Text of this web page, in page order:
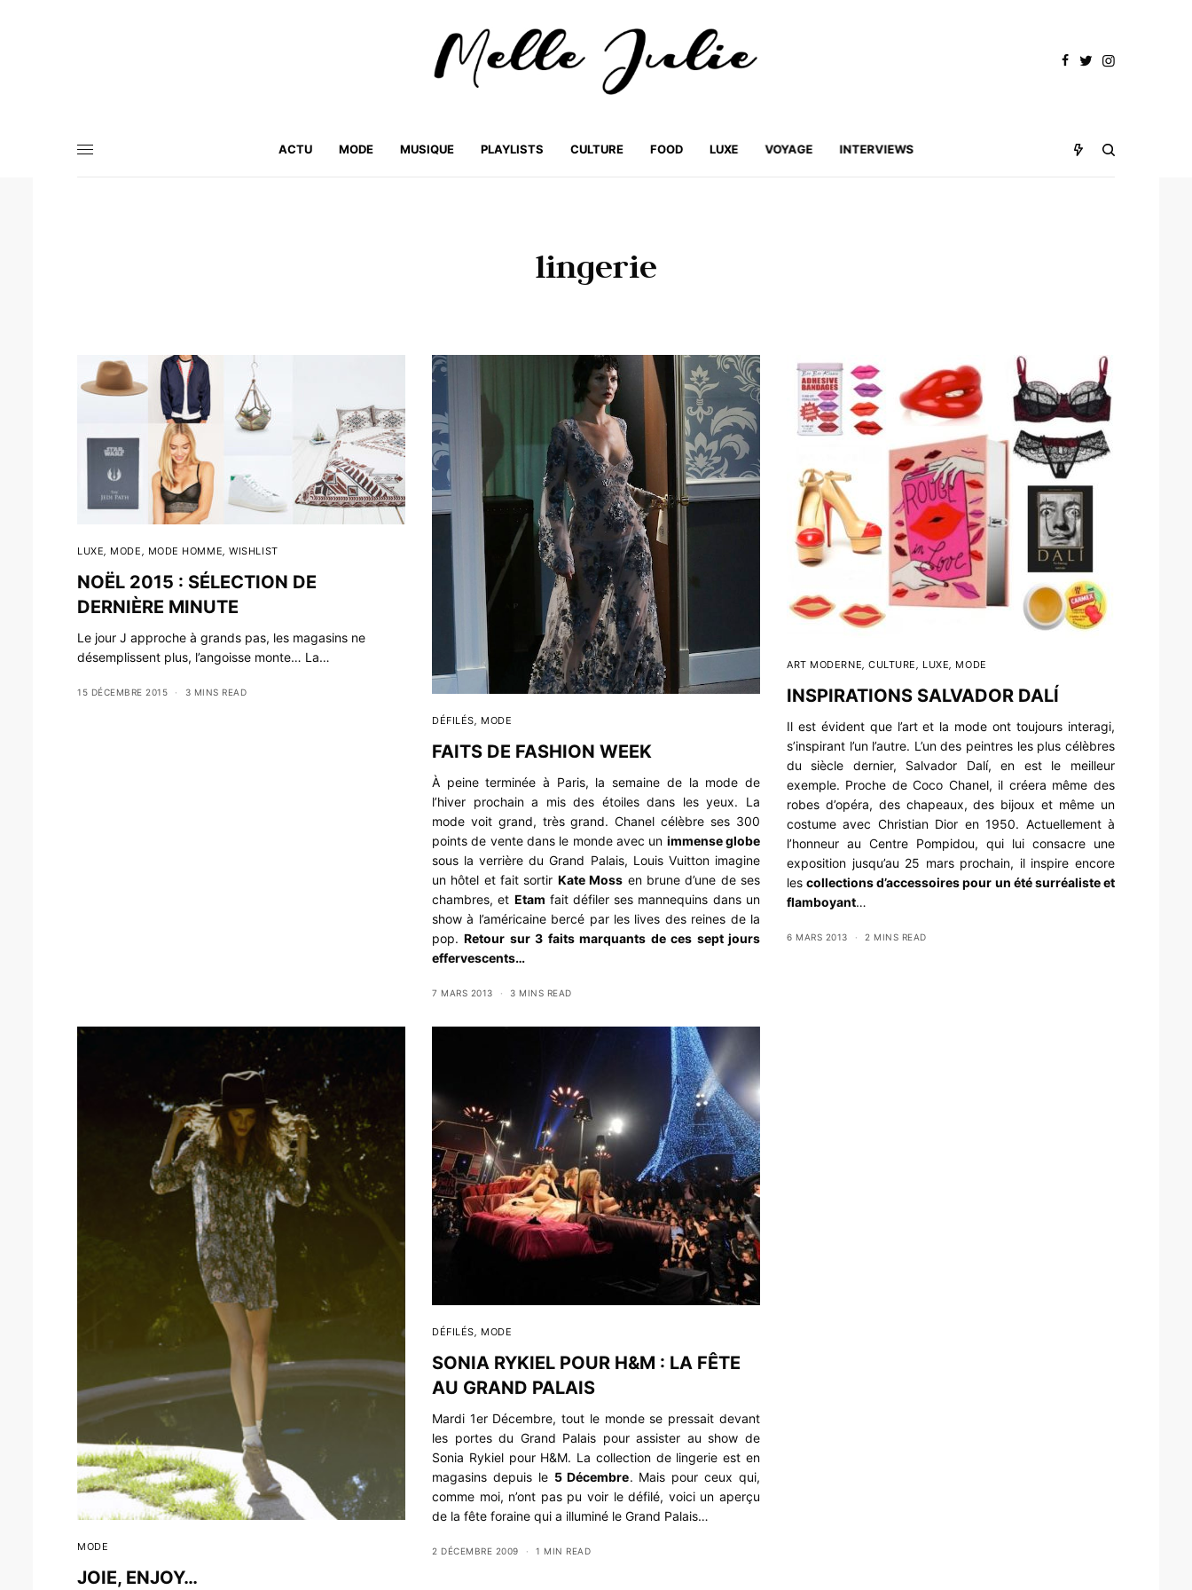
ACTU MODE MUSIQUE PLAYLISTS CULTURE FOOD LUXE VOYAGE INTERVIEWS
lingerie
LUXE MODE MODE HOMME ,WISHLIST
NOËL 2015 : SÉLECTION DE
DERNIÈRE MINUTE
Le jour J approche à grands pas, les magasins ne
désemplissent plus, l’angoisse monte… La…
15 DÉCEMBRE 2015 3 MINS READ
DÉFILÉS, MODE
FAITS DE FASHION WEEK
À peine terminée à Paris, la semaine de la mode de
l’hiver prochain a mis des étoiles dans les yeux. La
mode voit grand, très grand. Chanel célèbre ses 300
points de vente dans le monde avec un immense globe
sous la verrière du Grand Palais, Louis Vuitton imagine
un hôtel et fait sortir Kate Moss en brune d’une de ses
chambres, et Etam fait défiler ses mannequins dans un
show à l’américaine bercé par les lives des reines de la
pop.Retour sur 3 faits marquants de ces sept jours
effervescents…
7 MARS 2013 3 MINS READ
ART MODERNE ,CULTURE LUXE MODE
INSPIRATIONS SALVADOR DALÍ
Il est évident que l’art et la mode ont toujours interagi,
s’inspirant l’un l’autre. L’un des peintres les plus célèbres
du siècle dernier, Salvador Dalí, en est le meilleur
exemple. Proche de Coco Chanel, il créera même des
robes d’opéra, des chapeaux, des bijoux et même un
costume avec Christian Dior en 1950. Actuellement à
l’honneur au Centre Pompidou, qui lui consacre une
exposition jusqu’au 25 mars prochain, il inspire encore
lescollections d’accessoires pour un été surréaliste et
flamboyant…
6 MARS 2013 2 MINS READ
MODE
JOIE, ENJOY…
DÉFILÉS, MODE
SONIA RYKIEL POUR H&M : LA FÊTE
AU GRAND PALAIS
Mardi 1er Décembre, tout le monde se pressait devant
les portes du Grand Palais pour assister au show de
Sonia Rykiel pour H&M. La collection de lingerie est en
magasins depuis le 5 Décembre. Mais pour ceux qui,
comme moi, n’ont pas pu voir le défilé, voici un aperçu
de la fête foraine qui a illuminé le Grand Palais…
2 DÉCEMBRE 2009 1 MIN READ